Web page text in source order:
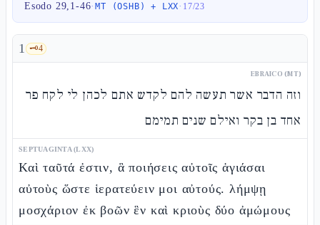
Esodo 29,1-46·MT (OSHB) + LXX· 17/23
1 🗝️4
EBRAICO (MT)
וזה הדבר אשר תעשה להם לקדש אתם לכהן לי לקח פר
אחד בן בקר ואילם שנים תמימם
SEPTUAGINTA (LXX)
Καὶ ταῦτά ἐστιν, ἃ ποιήσεις αὐτοῖς ἁγιάσαι
αὐτοὺς ὥστε ἱερατεύειν μοι αὐτούς. λήμψῃ
μοσχάριον ἐκ βοῶν ἓν καὶ κριοὺς δύο ἀμώμους